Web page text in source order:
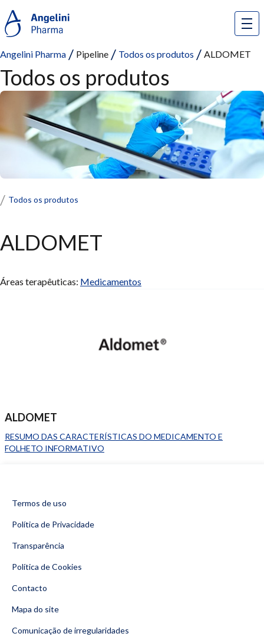
Angelini Pharma Pipeline Todos os produtos ALDOMET
Todos os produtos
Todos os produtos
ALDOMET
Áreas terapêuticas: Medicamentos
ALDOMET
RESUMO DAS CARACTERÍSTICAS DO MEDICAMENTO E
FOLHETO INFORMATIVO
Termos de uso
Política de Privacidade
Transparência
Política de Cookies
Contacto
Mapa do site
Comunicação de irregularidades